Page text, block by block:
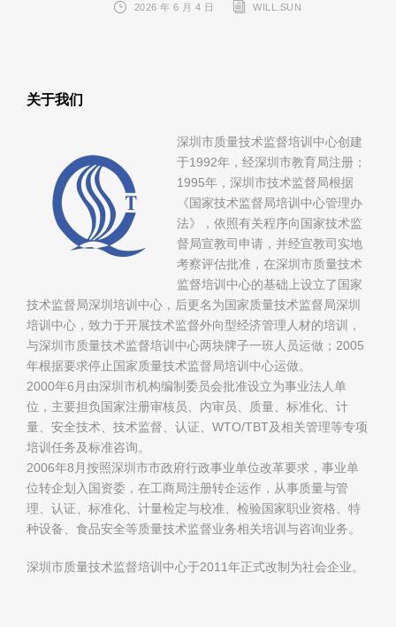
2026 年 6 月 4 日 WILL.SUN
关于我们
深圳市质量技术监督培训中心创建
于1992年，经深圳市教育局注册；
1995年，深圳市技术监督局根据
《国家技术监督局培训中心管理办
法》，依照有关程序向国家技术监
督局宣教司申请，并经宣教司实地
考察评估批准，在深圳市质量技术
监督培训中心的基础上设立了国家
技术监督局深圳培训中心，后更名为国家质量技术监督局深圳
培训中心，致力于开展技术监督外向型经济管理人材的培训，
与深圳市质量技术监督培训中心两块牌子一班人员运做；2005
年根据要求停止国家质量技术监督局培训中心运做。
2000年6月由深圳市机构编制委员会批准设立为事业法人单
位，主要担负国家注册审核员、内审员、质量、标准化、计
量、安全技术、技术监督、认证、WTO/TBT及相关管理等专项
培训任务及标准咨询。
2006年8月按照深圳市市政府行政事业单位改革要求，事业单
位转企划入国资委，在工商局注册转企运作，从事质量与管
理、认证、标准化、计量检定与校准、检验国家职业资格、特
种设备、食品安全等质量技术监督业务相关培训与咨询业务。
深圳市质量技术监督培训中心于2011年正式改制为社会企业。